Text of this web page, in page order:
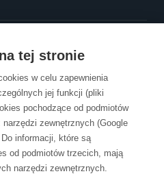
tej stronie
w celu zapewnienia
jej funkcji (pliki
pochodzące od podmiotów
zewnętrznych (Google
informacji, które są
od podmiotów trzecich, mają
narzędzi zewnętrznych.